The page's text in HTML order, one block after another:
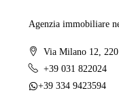
Agenzia immobiliare
Via Milano 12,
+39 031 822024
+39 334 9423594